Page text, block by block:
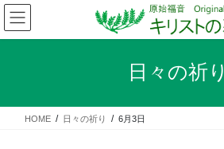
コ
ン
テ
ス
ナ
ビ
ゲ
ン
日々の祈り
HOME 日々の祈り 6月3日